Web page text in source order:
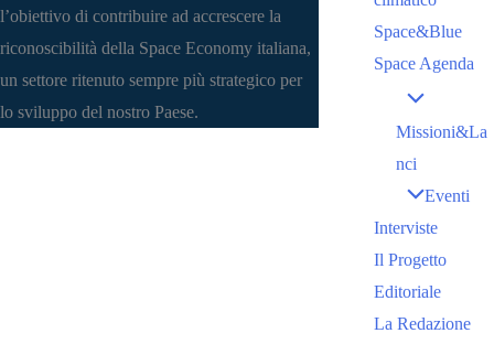
l’obiettivo di contribuire ad accrescere la
riconoscibilità della Space Economy italiana,
un settore ritenuto sempre più strategico per
lo sviluppo del nostro Paese.
Space&Blue
Space Agenda
Missioni&La
nci
Eventi
Interviste
Il Progetto
Editoriale
La Redazione